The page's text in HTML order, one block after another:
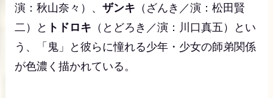
演：秋山奈々）、 ザンキ （ざんき／演：松田賢
二）と トドロキ （とどろき／演：川口真五）とい
う、「鬼」と彼らに憧れる少年・少女の師弟関係
が色濃く描かれている。